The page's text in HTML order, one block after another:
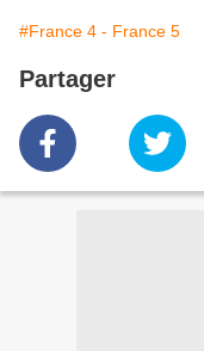
#France 4 - France 5
Partager